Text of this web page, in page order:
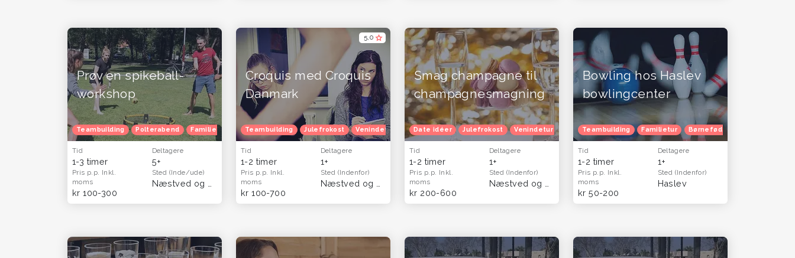
Prøv en spikeball-
workshop
Teambuilding Polterabend Familietur Børnefødselsdag Julefrokost Herretur Venindetur Blå mandag
Tid
1-3 timer
Deltagere
5+
Pris p.p. Inkl.
moms
kr 100-300
Sted (Inde/ude)
5,0
Croquis med Croquis
Danmark
Teambuilding Julefrokost Venindetur
Tid
1-2 timer
Deltagere
1+
Pris p.p. Inkl.
moms
kr 100-700
Sted (Indenfor)
Smag champagne til
champagnesmagning
Date idéer Julefrokost Venindetur
Tid
1-2 timer
Deltagere
1+
Pris p.p. Inkl.
moms
kr 200-600
Sted (Indenfor)
Bowling hos Haslev
bowlingcenter
Teambuilding Familietur Børnefødselsdag
Tid
1-2 timer
Deltagere
1+
Pris p.p. Inkl.
moms
kr 50-200
Sted (Indenfor)
Haslev